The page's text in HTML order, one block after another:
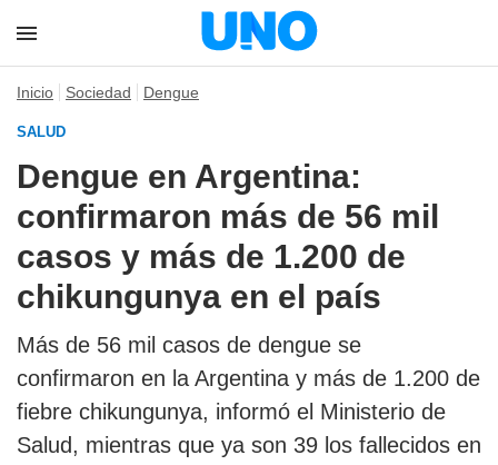
Inicio Sociedad Dengue
SALUD
Dengue en Argentina:
confirmaron más de 56 mil
casos y más de 1.200 de
chikungunya en el país
Más de 56 mil casos de dengue se
confirmaron en la Argentina y más de 1.200 de
fiebre chikungunya, informó el Ministerio de
Salud, mientras que ya son 39 los fallecidos en